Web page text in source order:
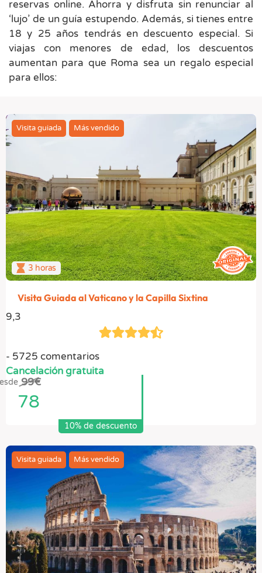
reservas online. Ahorra y disfruta sin renunciar al
‘lujo’ de un guía estupendo. Además, si tienes entre
18 y 25 años tendrás en descuento especial. Si
viajas con menores de edad, los descuentos
aumentan para que Roma sea un regalo especial
para ellos:
Visita guiada Más vendido
3 horas
Visita Guiada al Vaticano y la Capilla Sixtina
9,3
5725 comentarios
99€
78
10% de descuento
Cancelación gratuita
Visita guiada Más vendido